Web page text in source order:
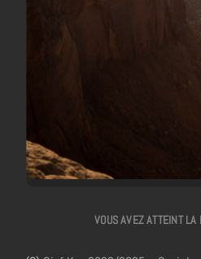
VOUS AVEZ ATTEINT